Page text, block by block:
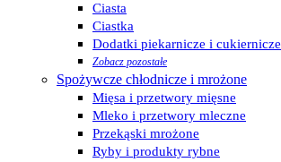
Ciasta
Ciastka
Dodatki piekarnicze i cukiernicze
Zobacz pozostałe
Spożywcze chłodnicze i mrożone
Mięsa i przetwory mięsne
Mleko i przetwory mleczne
Przekąski mrożone
Ryby i produkty rybne